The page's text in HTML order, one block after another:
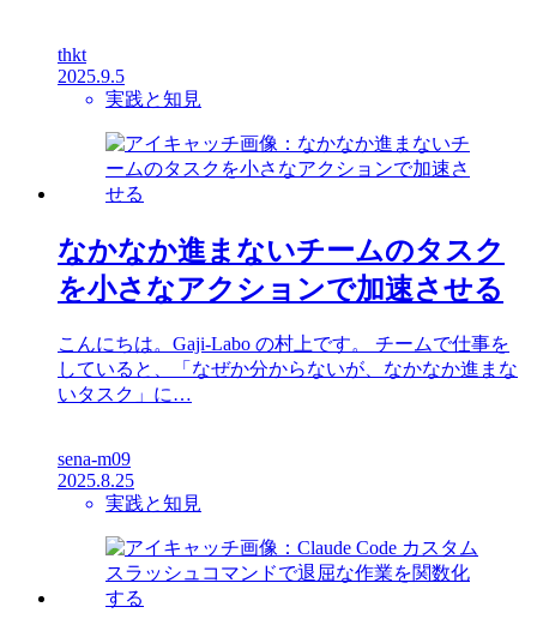
thkt
2025.9.5
実践と知見
なかなか進まないチームのタスク
を小さなアクションで加速させる
こんにちは。Gaji-Labo の村上です。 チームで仕事を
していると、「なぜか分からないが、なかなか進まな
いタスク」に…
sena-m09
2025.8.25
実践と知見